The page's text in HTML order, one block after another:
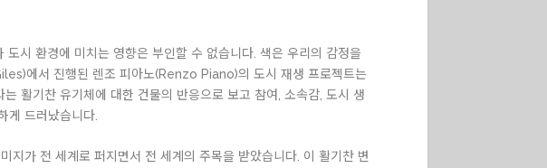
시 환경에 미치는 영향은 부인할 수 없습니다. 색은 우리의 감정을
에서 진행된 렌조 피아노(Renzo Piano)의 도시 재생 프로젝트는
활기찬 유기체에 대한 건물의 반응으로 보고 참여, 소속감, 도시 생
게 드러났습니다.
가 전 세계로 퍼지면서 전 세계의 주목을 받았습니다. 이 활기찬 변